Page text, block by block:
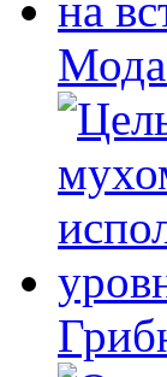
Мода